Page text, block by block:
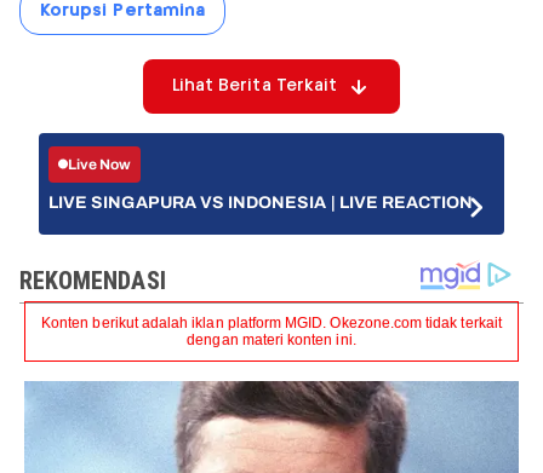
Korupsi Pertamina
Lihat Berita Terkait
Live Now
LIVE SINGAPURA VS INDONESIA | LIVE REACTION